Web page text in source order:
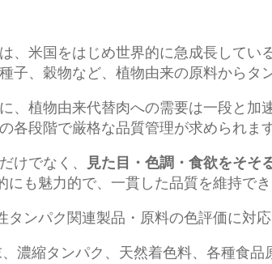
、米国をはじめ世界的に急成長して
、穀物など、植物由来の原料からタ
、植物由来代替肉への需要は一段と
段階で厳格な品質管理が求められます
けでなく、 見た目・色調・食欲をそそ
も魅力的で、一貫した品質を維持で
ンパク関連製品・原料の色評価に対応
濃縮タンパク、天然着色料、各種食品